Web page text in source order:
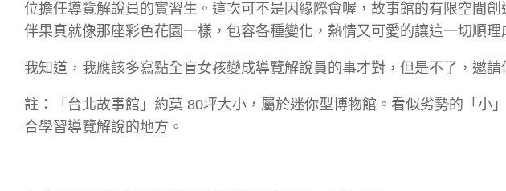
位擔任導覽解說員的實習生。這次可不是因緣際會喔，故事館的有限空間
伴果真就像那座彩色花園一樣，包容各種變化，熱情又可愛的讓這一切順理
我知道，我應該多寫點全盲女孩變成導覽解說員的事才對，但是不了，邀
註：「台北故事館」約莫 80坪大小，屬於迷你型博物館。看似劣勢的「小
合學習導覽解說的地方。